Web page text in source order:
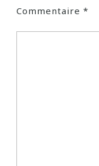
Commentaire *